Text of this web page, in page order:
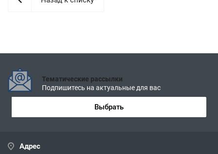
Тематические рассылки
Подпишитесь на актуальные для вас
Выбрать
Адрес